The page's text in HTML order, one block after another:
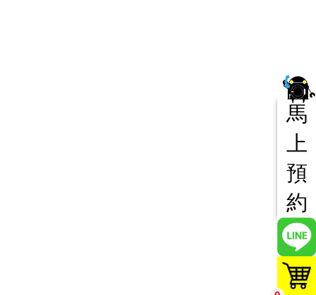
馬
上
預
約